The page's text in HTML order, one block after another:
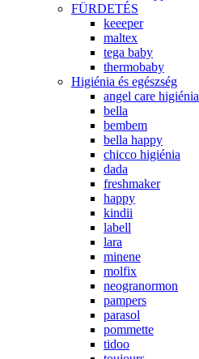
FÜRDETÉS
keeeper
maltex
tega baby
thermobaby
Higiénia és egészség
angel care higiénia
bella
bembem
bella happy
chicco higiénia
dada
freshmaker
happy
kindii
labell
lara
minene
molfix
neogranormon
pampers
parasol
pommette
tidoo